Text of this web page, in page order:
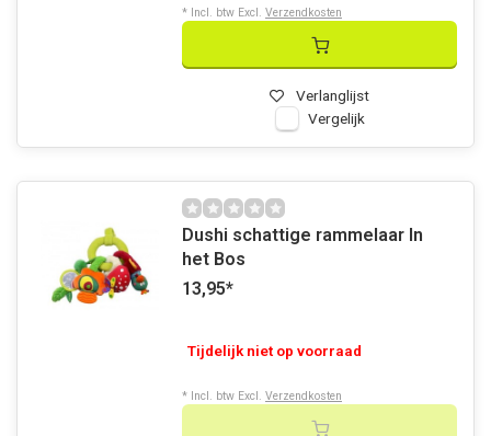
Verlanglijst
Vergelijk
* Incl. btw Excl. Verzendkosten
Dushi schattige rammelaar In
het Bos
13,95*
Tijdelijk niet op voorraad
* Incl. btw Excl. Verzendkosten